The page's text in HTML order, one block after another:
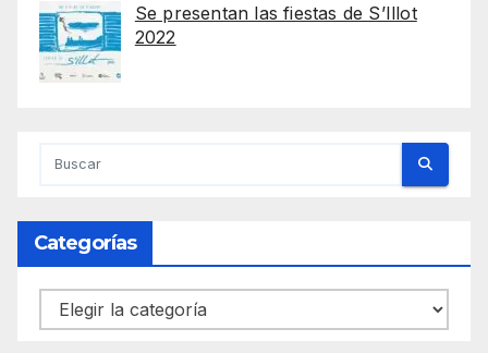
Se presentan las fiestas de S’Illot
2022
Categorías
Categorías